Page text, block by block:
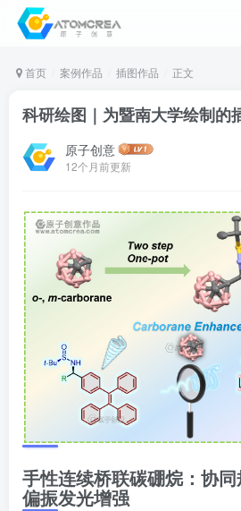
首页 案例作品 插图作品 正文
科研绘图｜为暨南大学绘制的
原子创意
12个月前更新
手性连续桥联碳硼烷：协
偏振发光增强